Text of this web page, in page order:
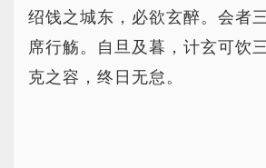
绍饯之城东，必欲玄醉。会者
席行觞。自旦及暮，计玄可饮
克之容，终日无怠。